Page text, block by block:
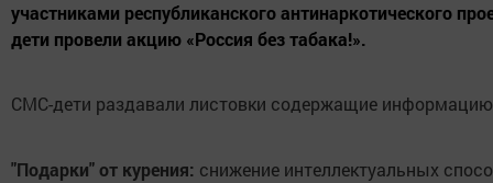
участниками республиканского антинаркотического
дети провели акцию «Россия без табака!».
СМС-дети раздавали листовки содержащие
"Подарки" от курения: снижение интеллектуальных